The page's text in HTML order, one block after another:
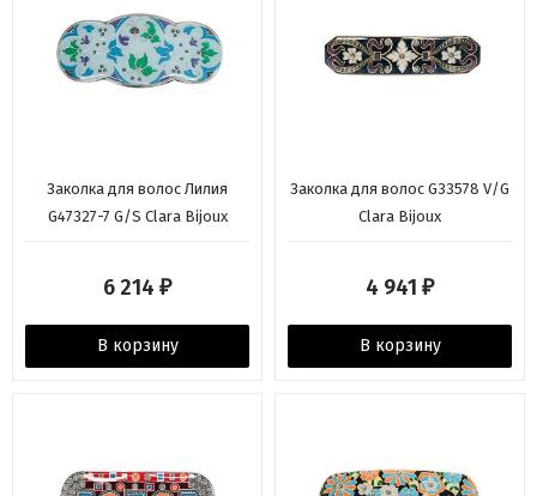
Заколка для волос Лилия
G47327-7 G/S Clara Bijoux
6 214 ₽
В корзину
Заколка для волос G33578 V/G
Clara Bijoux
4 941 ₽
В корзину